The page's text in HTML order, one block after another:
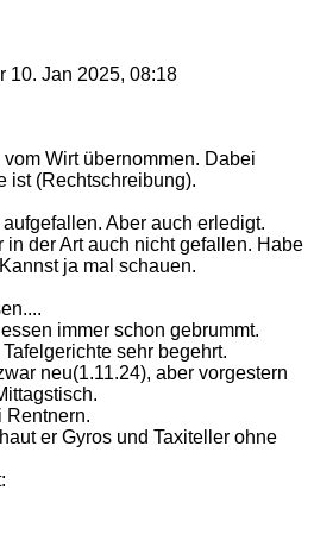
10. Jan 2025, 08:18
Wirt übernommen. Dabei
ist (Rechtschreibung).
Aber auch erledigt.
der Art auch nicht gefallen. Habe
ja mal schauen.
immer schon gebrummt.
sehr begehrt.
neu(1.11.24), aber vorgestern
Rentnern.
er Gyros und Taxiteller ohne